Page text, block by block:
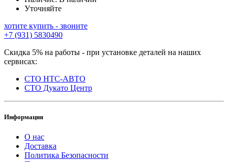
Уточняйте
хотите купить - звоните
+7 (931) 5830490
Скидка 5% на работы - при установке деталей на наших
сервисах:
СТО НТС-АВТО
СТО Дукато Центр
Информация
О нас
Доставка
Политика Безопасности